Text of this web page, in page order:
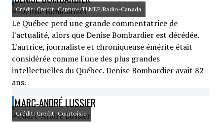
Crédit: Credit: Capture/TLMEP/Radio-Canada
Le Québec perd une grande commentatrice de
l'actualité, alors que Denise Bombardier est décédée.
L'autrice, journaliste et chroniqueuse émérite était
considérée comme l'une des plus grandes
intellectuelles du Québec. Denise Bombardier avait 82
ans.
MARC-ANDRÉ LUSSIER
Crédit: Credit: Courtoisie